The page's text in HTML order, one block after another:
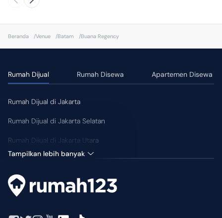
Beranda /Venue /Batam /Buana Regency
Rumah Dijual Rumah Disewa Apartemen Disewa
Rumah Dijual di Jakarta
Rumah Dijual di Jakarta Selatan
Rumah Dijual di Jakarta Utara
Tampilkan lebih banyak